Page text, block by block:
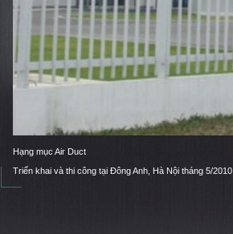
Hạng mục Air Duct
Triển khai và thi công tại Đông Anh, Hà Nội tháng 5/2010